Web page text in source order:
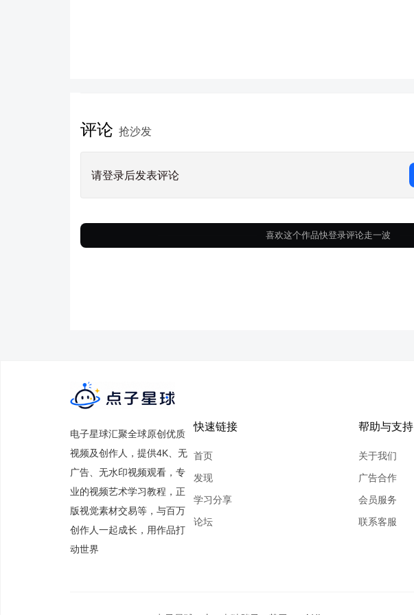
评论 抢沙发
请登录后发表评论
喜欢这个作品快登录评论走一波
电子星球汇聚全球原创优质
视频及创作人，提供4K、无
广告、无水印视频观看，专
业的视频艺术学习教程，正
版视觉素材交易等，与百万
创作人一起成长，用作品打
动世界
快速链接
首页
发现
学习分享
论坛
帮助与支持
关于我们
广告合作
会员服务
联系客服